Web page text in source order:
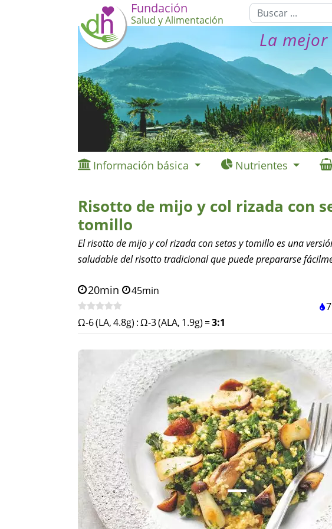
Fundación
Salud y Alimentación
La
Información básica Nutrientes
Risotto de mijo y col rizada con
tomillo
El risotto de mijo y col rizada con setas y tomillo es una
saludable del risotto tradicional que puede prepararse
20min 45min
Ω-6 (LA, 4.8g) :Ω-3 (ALA, 1.9g) =3:1